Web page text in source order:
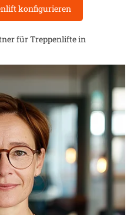
konfigurieren
für Treppenlifte in